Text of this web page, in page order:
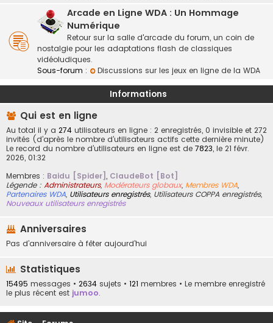
Arcade en Ligne WDA : Un Hommage
Numérique
Retour sur la salle d'arcade du forum, un coin de
nostalgie pour les adaptations flash de classiques
vidéoludiques.
Sous-forum :
Discussions sur les jeux en ligne de la WDA
Informations
Qui est en ligne
Au total il y a 274 utilisateurs en ligne : 2 enregistrés, 0 invisible et 272
invités (d’après le nombre d’utilisateurs actifs cette dernière minute)
Le record du nombre d’utilisateurs en ligne est de 7823, le 21 févr.
2026, 01:32
Membres : Baidu [Spider], ClaudeBot [Bot]
Légende : Administrateurs, Modérateurs globaux, Membres WDA,
Partenaires WDA, Utilisateurs enregistrés, Utilisateurs COPPA enregistrés,
Nouveaux utilisateurs enregistrés
Anniversaires
Pas d’anniversaire à fêter aujourd’hui
Statistiques
15495 messages • 2634 sujets • 121 membres • Le membre enregistré
le plus récent est jumoo.